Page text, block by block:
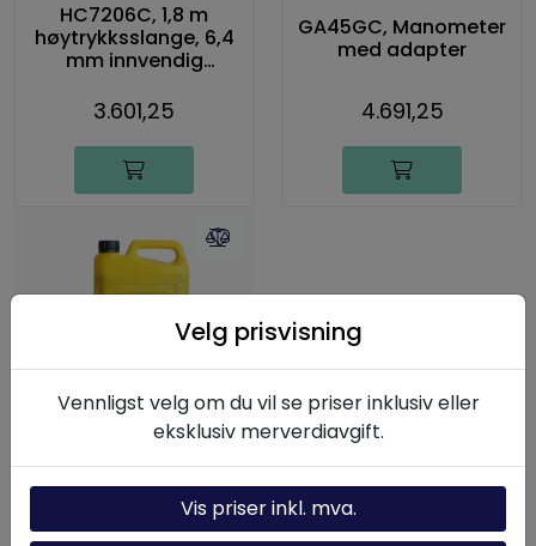
HC7206C, 1,8 m
høytrykksslange, 6,4
mm innvendig
3.601,25
GA45GC, Manometer
med adapter
4.691,25
HF95Y, 5 Liter, HF-
Serie hydraulikkolje
Velg prisvisning
Vennligst velg om du vil se priser inklusiv eller
eksklusiv merverdiavgift.
Vis priser inkl. mva.